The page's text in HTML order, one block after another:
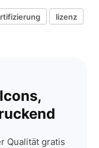
lizenz
Qualität gratis